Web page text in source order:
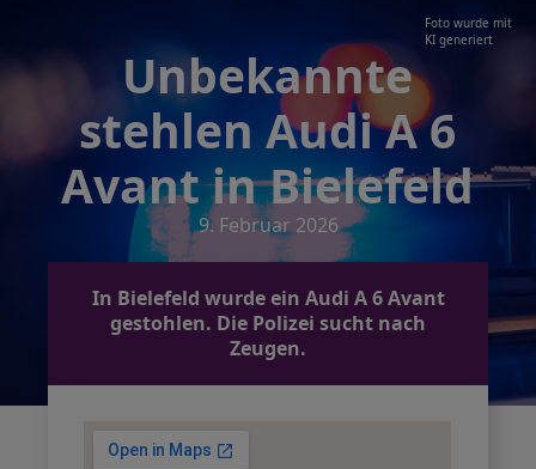
Foto wurde mit
KI generiert
Unbekannte
stehlen Audi A 6
Avant in Bielefeld
9. Februar 2026
In Bielefeld wurde ein Audi A 6 Avant
gestohlen. Die Polizei sucht nach
Zeugen.